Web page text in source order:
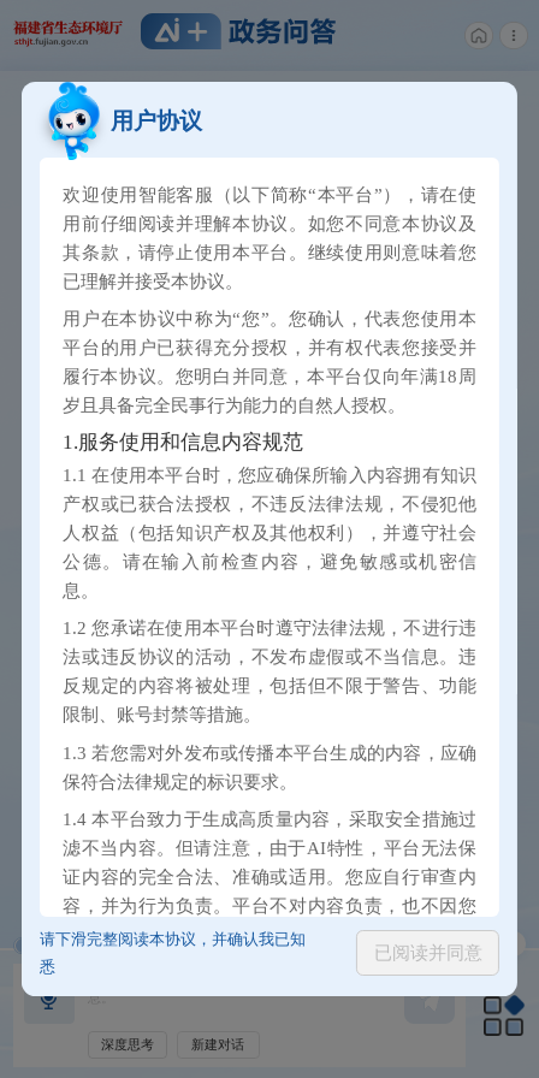
深度思考 新建对话
清屏
语音播报
用户协议
欢迎使用 智能客服 （以下简称“本平台”），请在使
用前仔细阅读并理解本协议。如您不同意本协议及
其条款，请停止使用本平台。继续使用则意味着您
已理解并接受本协议。
用户在本协议中称为“您”。您确认，代表您使用本
平台的用户已获得充分授权，并有权代表您接受并
履行本协议。您明白并同意，本平台仅向年满18周
岁且具备完全民事行为能力的自然人授权。
1.服务使用和信息内容规范
1.1 在使用本平台时，您应确保所输入内容拥有知识
产权或已获合法授权，不违反法律法规，不侵犯他
人权益（包括知识产权及其他权利），并遵守社会
公德。请在输入前检查内容，避免敏感或机密信
息。
1.2 您承诺在使用本平台时遵守法律法规，不进行违
法或违反协议的活动，不发布虚假或不当信息。违
反规定的内容将被处理，包括但不限于警告、功能
限制、账号封禁等措施。
1.3 若您需对外发布或传播本平台生成的内容，应确
保符合法律规定的标识要求。
1.4 本平台致力于生成高质量内容，采取安全措施过
滤不当内容。但请注意，由于AI特性，平台无法保
证内容的完全合法、准确或适用。您应自行审查内
容，并为行为负责。平台不对内容负责，也不因您
使用内容或违反协议而承担责任。
1.5 您对外发布本平台生成的内容时，应对其真实性
负责
1.6 输出内容仅供参考，不宜作为专业建议或商业用
请下滑完整阅读本协议，并确认我已知
悉
已阅读并同意